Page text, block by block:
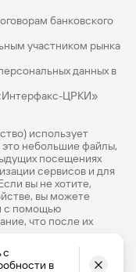
банковского
участником рынка
данных в
ЦРКИ»
использует
это небольшие файлы,
посещениях
сервисов и для
вы не хотите,
вы можете
с помощью
что после их
с
в